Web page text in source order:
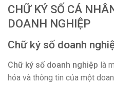
CHỮ KÝ SỐ CÁ
DOANH NGHIỆP
Chữ ký số doanh
Chữ ký số doanh nghiệp là
hóa và thông tin của một